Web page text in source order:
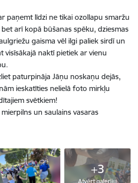
paņemt līdzi ne tikai ozollapu smaržu
arī kopā būšanas spēku, dziesmas
gaisma vēl ilgi paliek sirdī un
visīsākajā naktī pietiek ar vienu
paturpināja Jāņu noskaņu dejās,
ieskatīties nelielā foto mirkļu
svētkiem!
un saulains vasaras
+3
Atvērt galeriju